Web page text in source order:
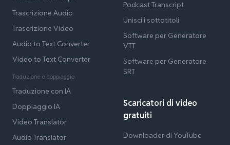
Trascrizione Audio
Trascrizione Video
Audio to Text Converter
Video to Text Converter
Traduzione e doppiaggio
Traduzione con IA
Doppiaggio IA
Video Translator
Audio Translator
Podcast Transcript
Unisci i sottotitoli
Software per Generatore
VTT
Software per Generatore
SRT
Scaricatori di video
gratuiti
Downloader di YouTube